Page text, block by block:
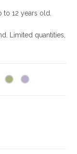
12 years old.
Limited quantities,